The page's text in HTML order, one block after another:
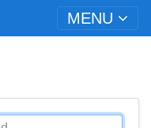
MENU